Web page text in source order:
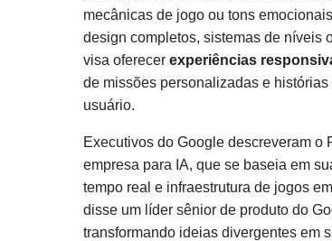
mecânicas de jogo ou tons
design completos, sistemas de níveis
visa oferecer experiências
de missões personalizadas e
usuário.
Executivos do Google descreveram o
empresa para IA, que se baseia em
tempo real e infraestrutura de jogos
disse um líder sênior de produto do
transformando ideias divergentes em